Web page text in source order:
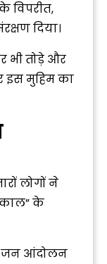
विपरीत,
दिया।
भी तोड़े और
इस मुहिम का
लोगों ने
के
जन आंदोलन